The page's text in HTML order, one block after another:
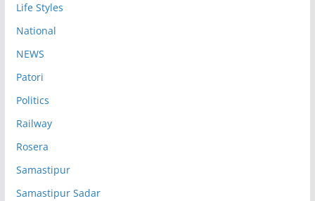
Life Styles
National
NEWS
Patori
Politics
Railway
Rosera
Samastipur
Samastipur Sadar